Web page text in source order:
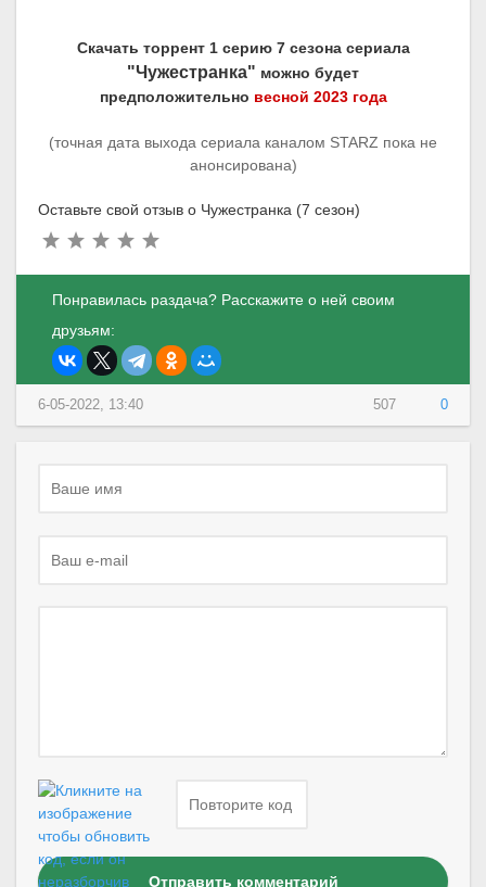
Скачать торрент 1 серию 7 сезона сериала
"Чужестранка" можно будет
предположительно весной 2023 года
(точная дата выхода сериала каналом STARZ пока не
анонсирована)
Оставьте свой отзыв о Чужестранка (7 сезон)
Понравилась раздача? Расскажите о ней своим
друзьям:
507 0
6-05-2022, 13:40
Отправить комментарий